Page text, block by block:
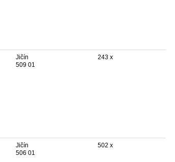
Jičín
509 01
243 x
Jičín
506 01
502 x